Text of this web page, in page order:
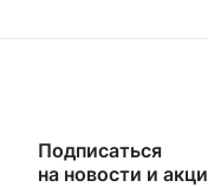
Подписаться
на новости и